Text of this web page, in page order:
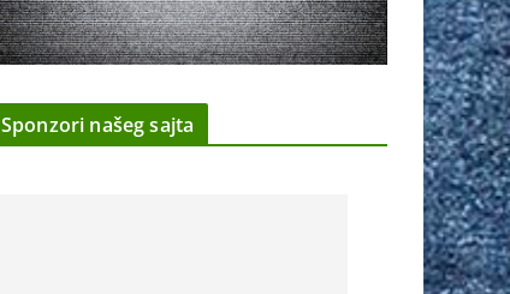
Sponzori našeg sajta